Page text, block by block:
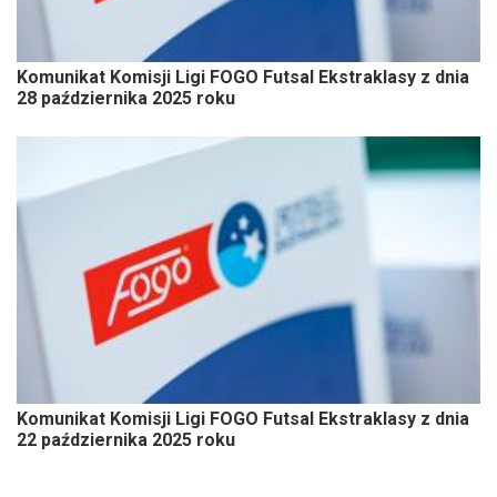
Komunikat Komisji Ligi FOGO Futsal Ekstraklasy z dnia
28 października 2025 roku
Komunikat Komisji Ligi FOGO Futsal Ekstraklasy z dnia
22 października 2025 roku